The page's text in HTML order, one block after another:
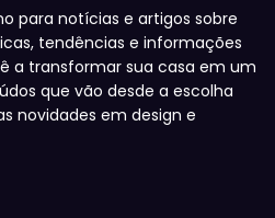
para notícias e artigos sobre
tendências e informações
a transformar sua casa em um
que vão desde a escolha
novidades em design e